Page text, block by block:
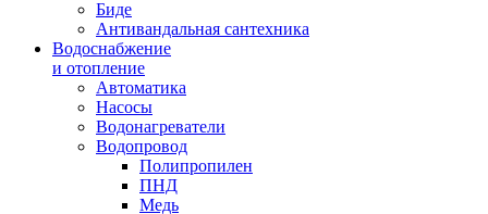
Биде
Антивандальная сантехника
Водоснабжение
и отопление
Автоматика
Насосы
Водонагреватели
Водопровод
Полипропилен
ПНД
Медь